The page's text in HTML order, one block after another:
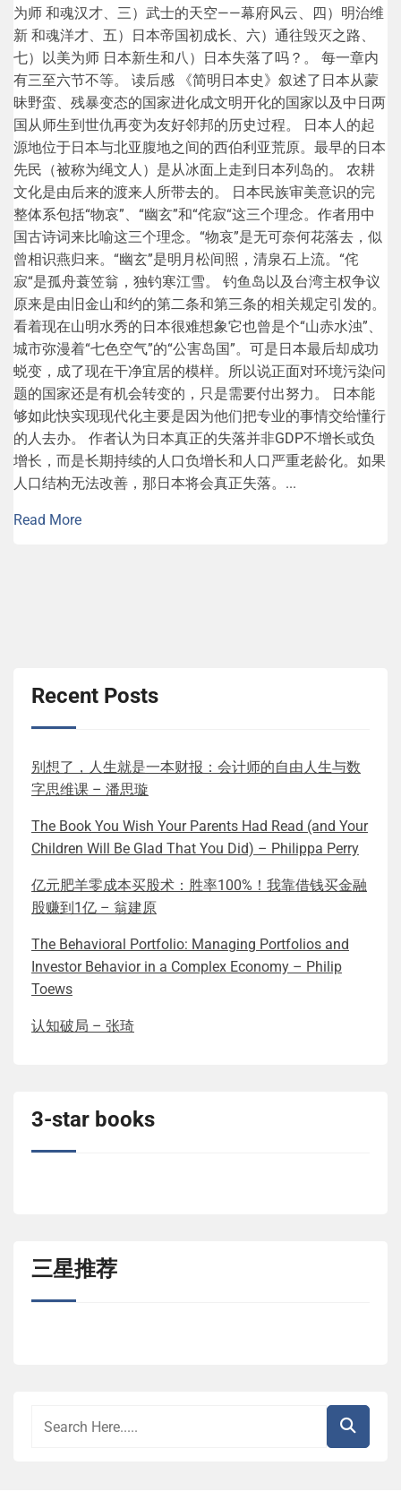
为师 和魂汉才、三）武士的天空——幕府风云、四）明治维
新 和魂洋才、五）日本帝国初成长、六）通往毁灭之路、
七）以美为师 日本新生和八）日本失落了吗？。 每一章内
有三至六节不等。 读后感 《简明日本史》叙述了日本从蒙
昧野蛮、残暴变态的国家进化成文明开化的国家以及中日两
国从师生到世仇再变为友好邻邦的历史过程。 日本人的起
源地位于日本与北亚腹地之间的西伯利亚荒原。最早的日本
先民（被称为绳文人）是从冰面上走到日本列岛的。 农耕
文化是由后来的渡来人所带去的。 日本民族审美意识的完
整体系包括“物哀”、“幽玄”和“侘寂“这三个理念。作者用中
国古诗词来比喻这三个理念。“物哀”是无可奈何花落去，似
曾相识燕归来。“幽玄”是明月松间照，清泉石上流。“侘
寂“是孤舟蓑笠翁，独钓寒江雪。 钓鱼岛以及台湾主权争议
原来是由旧金山和约的第二条和第三条的相关规定引发的。
看着现在山明水秀的日本很难想象它也曾是个“山赤水浊”、
城市弥漫着“七色空气”的“公害岛国”。可是日本最后却成功
蜕变，成了现在干净宜居的模样。所以说正面对环境污染问
题的国家还是有机会转变的，只是需要付出努力。 日本能
够如此快实现现代化主要是因为他们把专业的事情交给懂行
的人去办。 作者认为日本真正的失落并非GDP不增长或负
增长，而是长期持续的人口负增长和人口严重老龄化。如果
人口结构无法改善，那日本将会真正失落。...
Read More
Recent Posts
别想了，人生就是一本财报：会计师的自由人生与数
字思维课 – 潘思璇
The Book You Wish Your Parents Had Read (and Your
Children Will Be Glad That You Did) – Philippa Perry
亿元肥羊零成本买股术：胜率100%！我靠借钱买金融
股赚到1亿 – 翁建原
The Behavioral Portfolio: Managing Portfolios and
Investor Behavior in a Complex Economy – Philip
Toews
认知破局 – 张琦
3-star books
三星推荐